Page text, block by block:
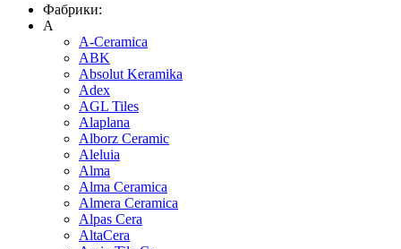
Фабрики:
A
A-Ceramica
ABK
Absolut Keramika
Adex
AGL Tiles
Alaplana
Alborz Ceramic
Aleluia
Alma
Alma Ceramica
Almera Ceramica
Alpas Cera
AltaCera